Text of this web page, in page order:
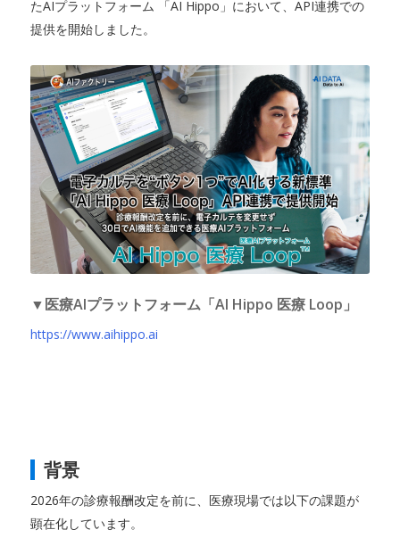
たAIプラットフォーム 「AI Hippo」において、API連携での
提供を開始しました。
▼医療AIプラットフォーム「AI Hippo 医療 Loop」
https://www.aihippo.ai
背景
2026年の診療報酬改定を前に、医療現場では以下の課題が
顕在化しています。